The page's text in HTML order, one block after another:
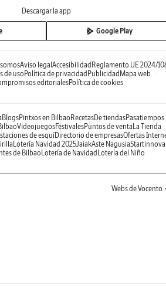
Descargar la app
Google Play
Aviso legalAccesibilidadReglamento UE 2024/
de usoPolítica de privacidadPublicidadMapa web
editorialesPolítica de cookies
BlogsPintxos en BilbaoRecetasDe tiendasPasatiempos
VideojuegosFestivalesPuntos de ventaLa Tienda
de esquíDirectorio de empresasOfertas
Lotería Navidad 2025JaiakAste NagusiaStartinnova
de BilbaoLotería de NavidadLotería del Niño
Webs de Vocento